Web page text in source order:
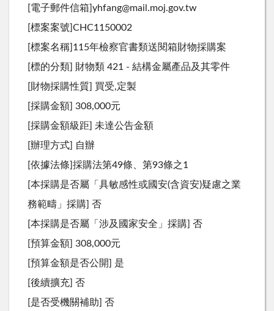
[電子郵件信箱]yhfang@mail.moj.gov.tw
[標案案號]CHC1150002
[標案名稱]115年檢察官書類送閱箱財物採購案
[標的分類] 財物類 421 - 結構金屬產品及其零件
[財物採購性質] 買受,定製
[採購金額] 308,000元
[採購金額級距] 未達公告金額
[辦理方式] 自辦
[依據法條]採購法第49條、第93條之1
[本採購是否屬「具敏感性或國安(含資安)疑慮之業
務範疇」採購] 否
[本採購是否屬「涉及國家安全」採購] 否
[預算金額] 308,000元
[預算金額是否公開] 是
[後續擴充] 否
[是否受機關補助] 否